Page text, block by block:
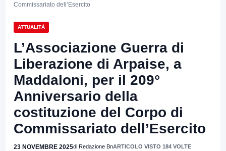
Commissariato dell’Esercito
ATTUALITÀ
L’Associazione Guerra di
Liberazione di Arpaise, a
Maddaloni, per il 209°
Anniversario della
costituzione del Corpo di
Commissariato dell’Esercito
23 NOVEMBRE 2025di Redazione BnARTICOLO VISTO 184 VOLTE